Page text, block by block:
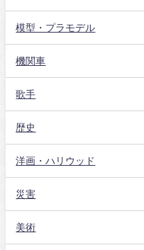
模型・プラモデル
機関車
歌手
歴史
洋画・ハリウッド
災害
美術